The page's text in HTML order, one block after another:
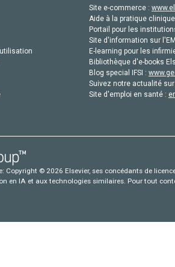
Site e-commerce :
Aide à la pratique
Portail pour les
Site d'information sur
E-learning pour les
Bibliothèque d'e-books
Blog special IFSI :
Suivez notre actualité
Site d'emploi en santé :
Copyright © 2026 Elsevier, ses concédants de
en IA et aux technologies similaires. Pour tout